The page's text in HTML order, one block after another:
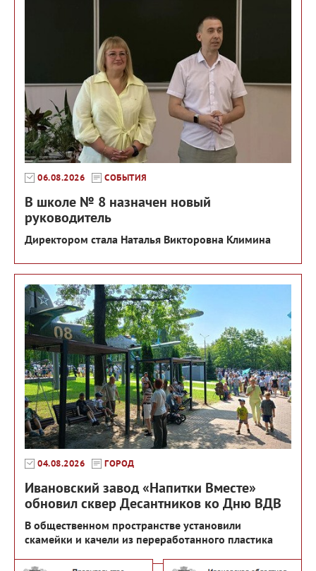
06.08.2026 СОБЫТИЯ
В школе № 8 назначен новый
руководитель
Директором стала Наталья Викторовна Климина
04.08.2026 ГОРОД
Ивановский завод «Напитки Вместе»
обновил сквер Десантников ко Дню ВДВ
В общественном пространстве установили
скамейки и качели из переработанного пластика